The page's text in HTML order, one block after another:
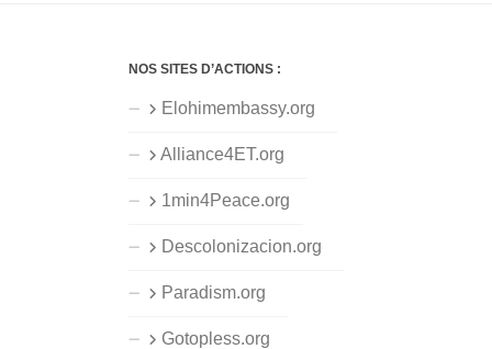
NOS SITES D’ACTIONS :
Elohimembassy.org
Alliance4ET.org
1min4Peace.org
Descolonizacion.org
Paradism.org
Gotopless.org